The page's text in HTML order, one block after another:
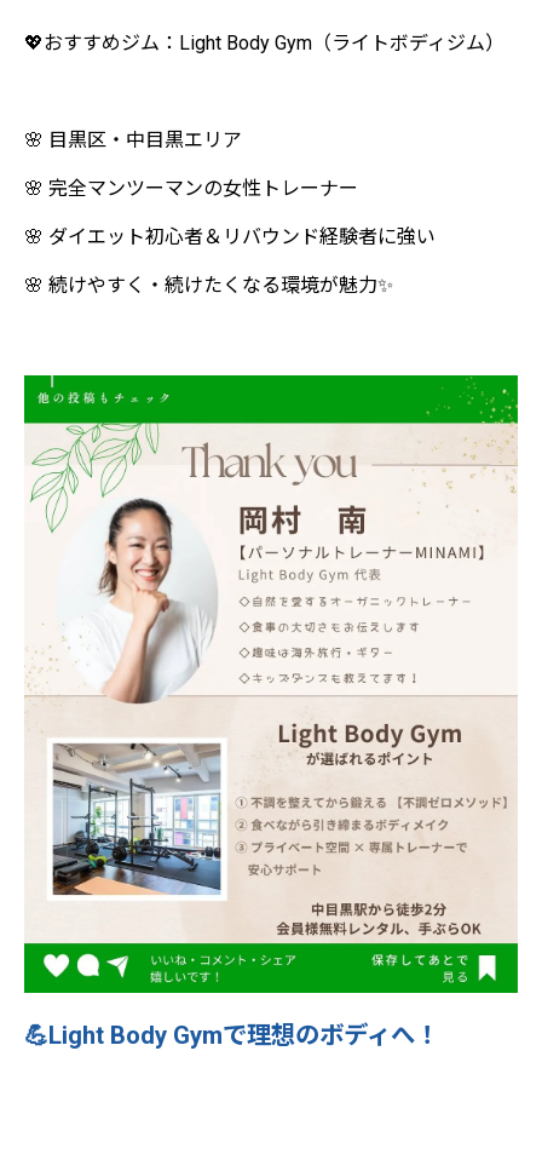
💖おすすめジム：Light Body Gym（ライトボディジム）
🌸 目黒区・中目黒エリア
🌸 完全マンツーマンの女性トレーナー
🌸 ダイエット初心者＆リバウンド経験者に強い
🌸 続けやすく・続けたくなる環境が魅力✨
💪Light Body Gymで理想のボディへ！